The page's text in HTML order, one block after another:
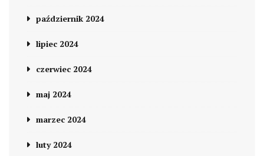
październik 2024
lipiec 2024
czerwiec 2024
maj 2024
marzec 2024
luty 2024